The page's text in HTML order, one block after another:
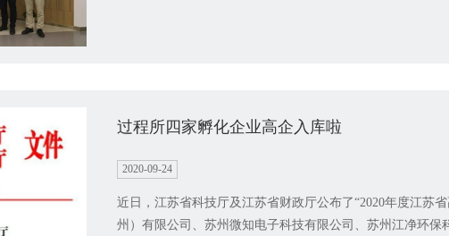
过程所四家孵化企业高企入库啦
2020-09-24
近日，江苏省科技厅及江苏省财政厅公布了“2020年度江苏
州）有限公司、苏州微知电子科技有限公司、苏州江净环